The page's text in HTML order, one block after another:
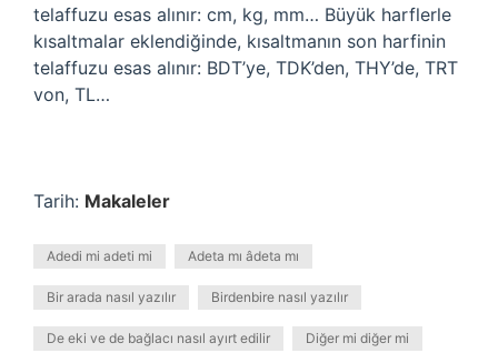
telaffuzu esas alınır: cm, kg, mm… Büyük harflerle
kısaltmalar eklendiğinde, kısaltmanın son harfinin
telaffuzu esas alınır: BDT’ye, TDK’den, THY’de, TRT
von, TL…
Tarih: Makaleler
Adedi mi adeti mi Adeta mı âdeta mı
Bir arada nasıl yazılır Birdenbire nasıl yazılır
De eki ve de bağlacı nasıl ayırt edilir Diğer mi diğer mi